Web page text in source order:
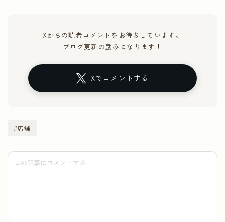
Xからの読者コメントをお待ちしています。
ブログ更新の励みになります！
Xでコメントする
#店舗